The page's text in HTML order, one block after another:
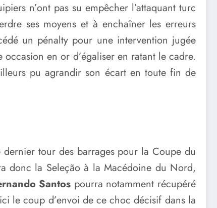
n’ont pas su empêcher l’attaquant turc
ses moyens et à enchaîner les erreurs
un pénalty pour une intervention jugée
en or d’égaliser en ratant le cadre.
pu agrandir son écart en toute fin de
tour des barrages pour la Coupe du
donc la Seleção à la Macédoine du Nord,
Santos pourra notamment récupéré
le coup d’envoi de ce choc décisif dans la